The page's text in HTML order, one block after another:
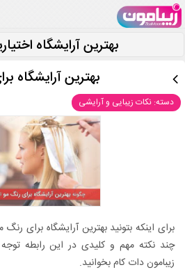
بهترین آرایشگاه
بهترین آرایشگاه
دسته: نکات زیبایی و آرایشی
برای اینکه بتونید بهترین آرایشگاه برای
چند نکته مهم و کلیدی در این رابطه
زیبامون دات کام بخوانید.